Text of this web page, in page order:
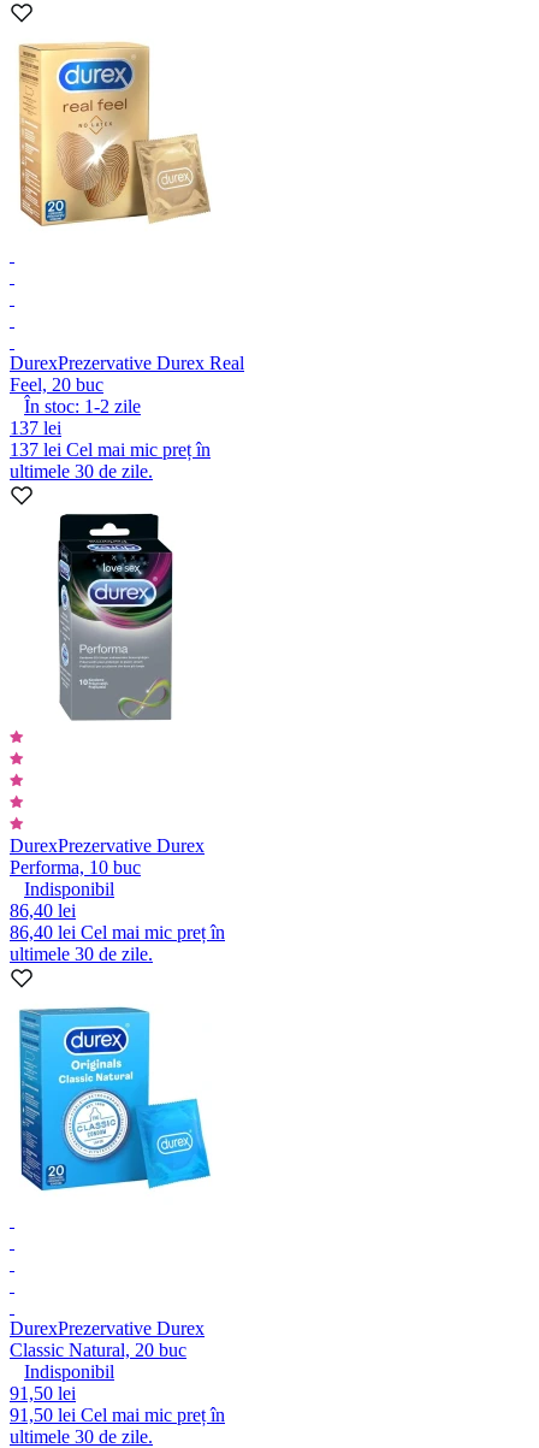
DurexPrezervative Durex Real
Feel, 20 buc
În stoc: 1-2 zile
137 lei
137 lei Cel mai mic preț în
ultimele 30 de zile.
DurexPrezervative Durex
Performa, 10 buc
Indisponibil
86,40 lei
86,40 lei Cel mai mic preț în
ultimele 30 de zile.
DurexPrezervative Durex
Classic Natural, 20 buc
Indisponibil
91,50 lei
91,50 lei Cel mai mic preț în
ultimele 30 de zile.